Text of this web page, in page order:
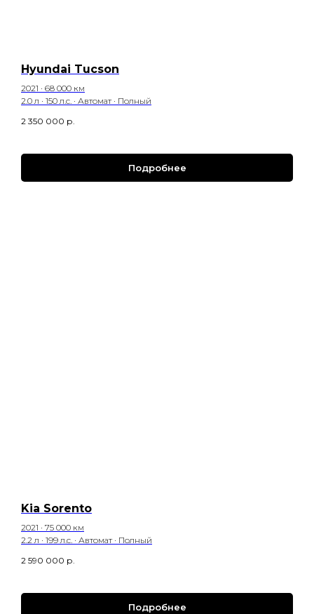
Hyundai Tucson
2021 · 68 000 км
2.0 л · 150 л.с. · Автомат · Полный
2 350 000 р.
Подробнее
Kia Sorento
2021 · 75 000 км
2.2 л · 199 л.с. · Автомат · Полный
2 590 000 р.
Подробнее